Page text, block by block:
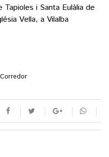
i Santa Eulàlia de
Vella, a Vilalba